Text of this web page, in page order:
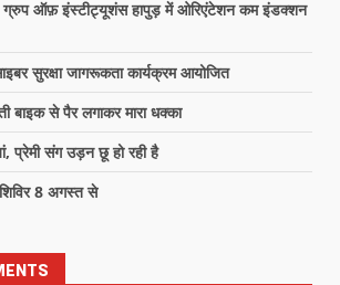
ऑफ़ इंस्टीट्यूशंस हापुड़ में ओरिएंटेशन कम इंडक्शन
सुरक्षा जागरूकता कार्यक्रम आयोजित
बाइक से पैर लगाकर मारा धक्का
प्रेमी संग उड़न छू हो रही है
8 अगस्त से